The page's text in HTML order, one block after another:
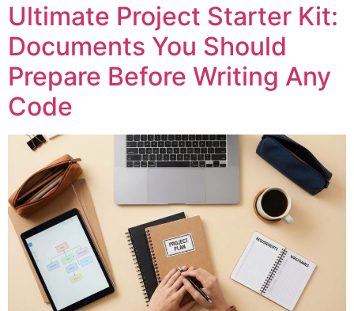
Ultimate Project Starter Kit:
Documents You Should
Prepare Before Writing Any
Code